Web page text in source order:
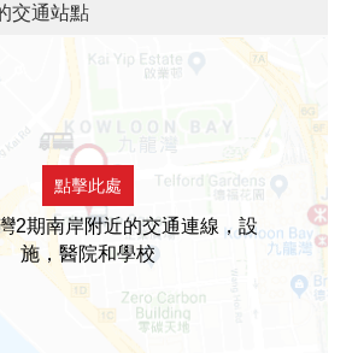
交通站點
點擊此處
2期南岸附近的交通連線，設
施，醫院和學校